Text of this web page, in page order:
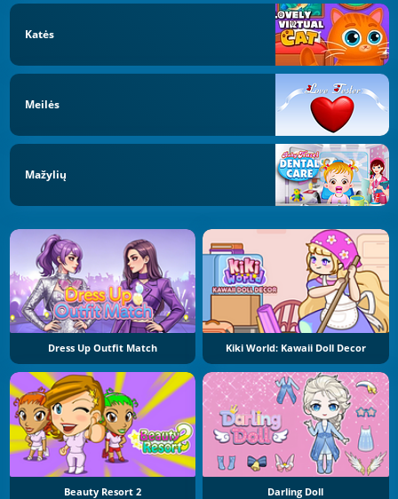
Katės
Meilės
Mažylių
Dress Up Outfit Match Kiki World: Kawaii Doll Decor
Beauty Resort 2 Darling Doll